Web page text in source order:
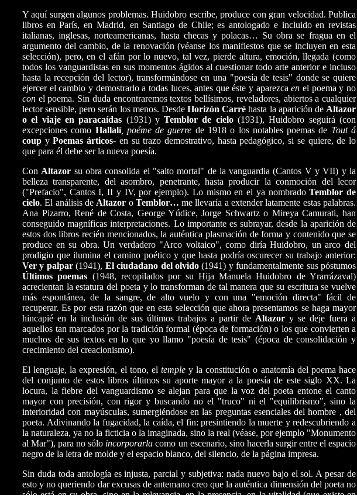
Y aquí surgen algunos problemas. Huidobro escribe, produce con gran velocidad. Publica
libros en París, en Madrid, en Santiago de Chile; es antologado e incluido en revistas
italianas, inglesas, norteamericanas, hasta checas y polacas… Su obra se fragua en el
argumento del cambio, de la renovación (véanse los manifiestos que se incluyen en esta
selección), pero, en el afán por lo nuevo, tal vez, pierde altura, emoción, llegada (como
todos los vanguardistas en sus momentos ágidos al cuestionar todo arte anterior e incluso
hasta la recepción del lector), transformándose en una "poesía de tesis" donde se quiere
ejercer el cambio y demostrarlo a todas luces, antes que éste y aparezcaen el poema y no
con el poema. Sin duda encontraremos textos bellísimos, reveladores, abiertos a cualquier
lector sensible, pero serán los menos. DesdeHorizón Carré hasta la aparición de Altazor
o el viaje en paracaídas (1931) yTemblor de cielo(1931), Huidobro seguirá (con
excepciones como Hallalí, poéme de guerre de 1918 o los notables poemas de Tout á
coup yPoemas árticos- en su trazo demostrativo, hasta pedagógico, si se quiere, de lo
que para él debe ser la nueva poesía.
Con Altazor su obra consolida el "salto mortal" de la vanguardia (Cantos V y VII) y la
belleza transparente, del asombro, penetrante, hasta producir la conmoción del lecor
("Prefacio", Cantos I, II y IV, por ejemplo). Lo mismo en el ya nombradoTemblor de
cielo. El análisis de Altazor o Temblor… me llevaría a extender latamente estas palabras.
Ana Pizarro, René de Costa, George Yúdice, Jorge Schwartz o Mireya Camurati, han
conseguido magníficas interpretaciones. Lo importante es subrayar, desde la aparición de
estos dos libros recién mencionados, la auténtica plasmación de forma y contenido que se
produce en su obra. Un verdadero "Arco voltaico", como diría Huidobro, un arco del
prodigio que ilumina el camino poético y que hasta podría oscurecer su trabajo anterior:
Ver y palpar(1941), El ciudadano del olvido(1941) y fundamentalmente sus póstumos
Últimos poemas (1948, recopilados por su Hija Manuela Huidobro de Yrarrázaval)
acrecientan la estatura del poeta y lo transforman de tal manera que su escritura se vuelve
más espontánea, de la sangre, de alto vuelo y con una "emoción directa" fácil de
recuperar. Es por esta razón que en esta selección que ahora presentamos se haga mayor
hincapié en la inclusión de sus últimos trabajos a partir de Altazor y se deje fuera a
aquellos tan marcados por la tradición formal (época de formación) o los que convierten a
muchos de sus textos en lo que yo llamo "poesía de tesis" (época de consolidación y
crecimiento del creacionismo).
El lenguaje, la expresión, el tono, el templey la constitución o anatomía del poema hace
del conjunto de estos libros últimos su aporte mayor a la poesía de este siglo XX. La
locura, la fiebre del vanguardismo se alejan para que la voz del poeta entone el canto
mayor con precisión, con rigor y buscando no el "truco" ni el "equilibrismo", sino la
interioridad con mayúsculas, sumergiéndose en las preguntas esenciales del hombre , del
poeta. Adivinando la fugacidad, la caída, el fin: presintiendo la muerte y redescubriendo a
la naturaleza, ya no la ficticia o la imaginada, sino la real (véase, por ejemplo "Monumento
al Mar"), para no sólo incorporarlacomo un escenario, sino hacerla surgir entre el espacio
negro de la letra de molde y el espacio blanco, del silencio, de la página impresa.
Sin duda toda antología es injusta, parcial y subjetiva: nada nuevo bajo el sol. A pesar de
esto y no queriendo dar excusas de antemano creo que la auténtica dimensión del poeta no